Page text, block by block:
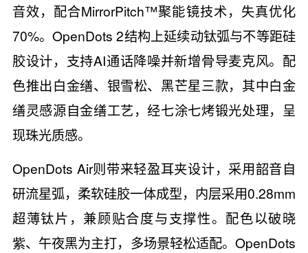
音效，配合MirrorPitch™聚能镜技术，失真优化
70%。OpenDots 2结构上延续动钛弧与不等距硅
胶设计，支持AI通话降噪并新增骨导麦克风。配
色推出白金缮、银雪松、黑芒星三款，其中白金
缮灵感源自金缮工艺，经七涂七烤锻光处理，呈
现珠光质感。
OpenDots Air则带来轻盈耳夹设计，采用韶音自
研流星弧，柔软硅胶一体成型，内层采用0.28mm
超薄钛片，兼顾贴合度与支撑性。配色以破晓
紫、午夜黑为主打，多场景轻松适配。OpenDots